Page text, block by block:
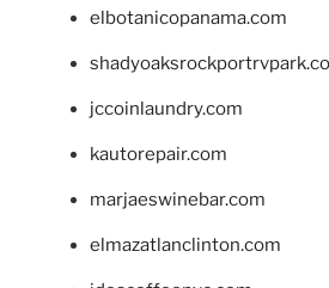
elbotanicopanama.com
jccoinlaundry.com
kautorepair.com
marjaeswinebar.com
elmazatlanclinton.com